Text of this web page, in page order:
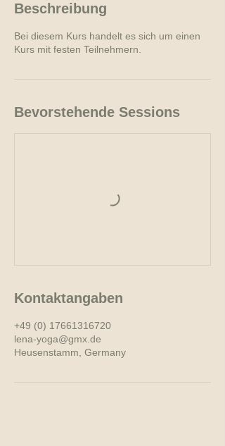
Beschreibung
Bei diesem Kurs handelt es sich um einen
Kurs mit festen Teilnehmern.
Bevorstehende Sessions
Kontaktangaben
+49 (0) 17661316720
lena-yoga@gmx.de
Heusenstamm, Germany